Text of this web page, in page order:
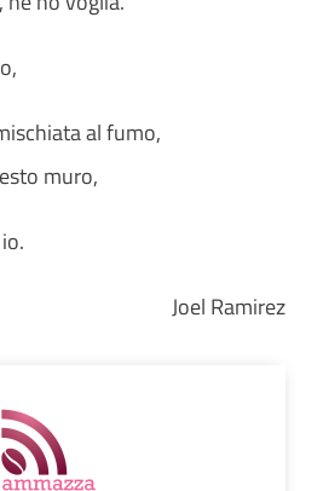
al fumo,
muro,
Joel Ramirez